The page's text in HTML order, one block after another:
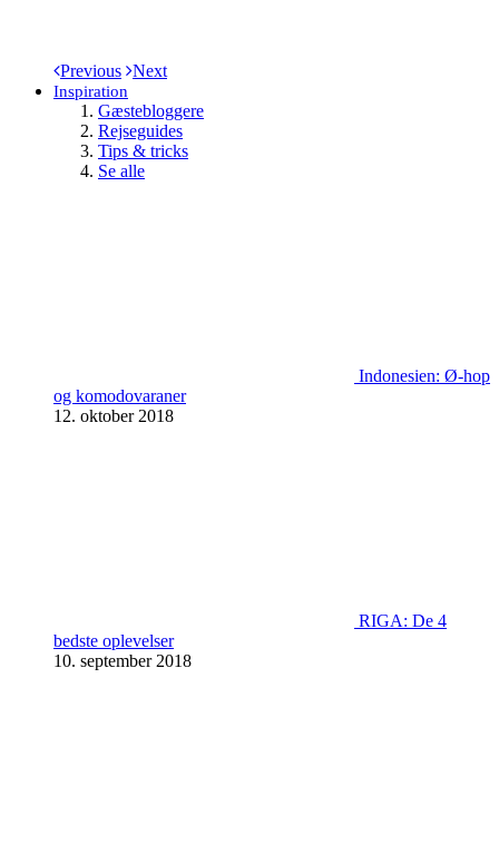
Previous Next
Inspiration
Gæstebloggere
Rejseguides
Tips & tricks
Se alle
Indonesien: Ø-hop
og komodovaraner
12. oktober 2018
RIGA: De 4
bedste oplevelser
10. september 2018